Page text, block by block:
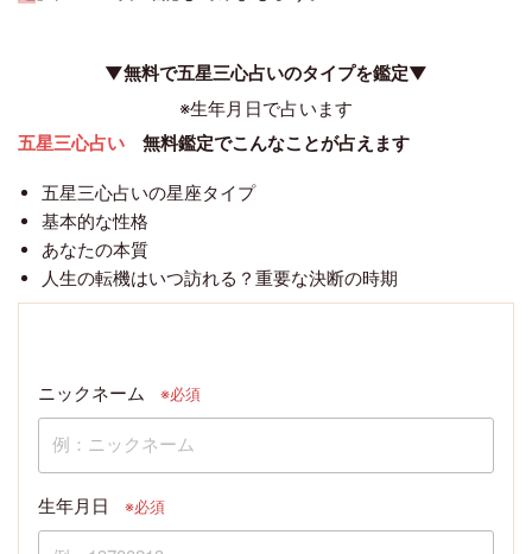
▼無料で五星三心占いのタイプを鑑定▼
※生年月日で占います
五星三心占い 無料鑑定でこんなことが占えます
五星三心占いの星座タイプ
基本的な性格
あなたの本質
人生の転機はいつ訪れる？重要な決断の時期
ニックネーム ※必須
生年月日 ※必須